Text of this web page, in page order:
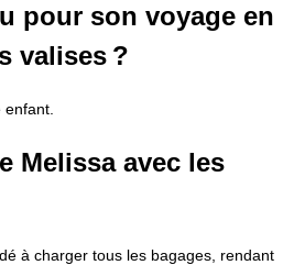
pour son voyage en
valises ?
Melissa avec les
à charger tous les bagages, rendant